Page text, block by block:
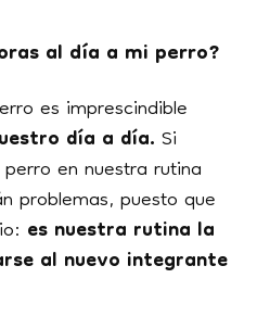
al día a mi perro?
es imprescindible
día a día.Si
en nuestra rutina
problemas, puesto que
es nuestra rutina la
al nuevo integrante